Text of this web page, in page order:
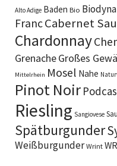
Alto Adige Baden Bio
FrancCabernet
Chardonnay
GrenacheGroßes
Mittelrhein Mosel Nahe
Pinot Noir
Riesling Sangiovese
Spätburgunder
Weißburgunder Wrint